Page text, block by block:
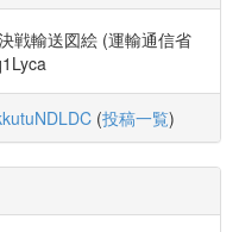
戦輸送図絵 (運輸通信省
(投稿一覧)